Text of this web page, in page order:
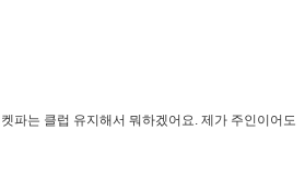
파는 클럽 유지해서 뭐하겠어요. 제가 주인이어도